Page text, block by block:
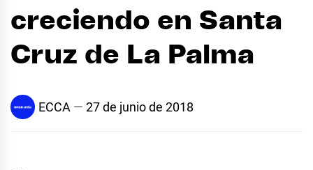
creciendo en Santa
Cruz de La Palma
ECCA 27 de junio de 2018